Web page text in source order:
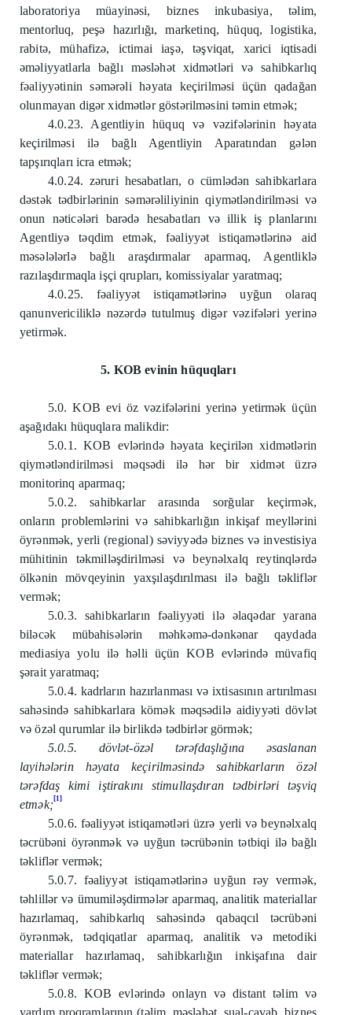
laboratoriya müayinəsi, biznes inkubasiya, təlim,
mentorluq, peşə hazırlığı, marketinq, hüquq, logistika,
rabitə, mühafizə, ictimai iaşə, təşviqat, xarici iqtisadi
əməliyyatlarla bağlı məsləhət xidmətləri və sahibkarlıq
fəaliyyətinin səmərəli həyata keçirilməsi üçün qadağan
olunmayan digər xidmətlər göstərilməsini təmin etmək;
4.0.23. Agentliyin hüquq və vəzifələrinin həyata
keçirilməsi ilə bağlı Agentliyin Aparatından gələn
tapşırıqları icra etmək;
4.0.24. zəruri hesabatları, o cümlədən sahibkarlara
dəstək tədbirlərinin səmərəliliyinin qiymətləndirilməsi və
onun nəticələri barədə hesabatları və illik iş planlarını
Agentliyə təqdim etmək, fəaliyyət istiqamətlərinə aid
məsələlərlə bağlı araşdırmalar aparmaq, Agentliklə
razılaşdırmaqla işçi qrupları, komissiyalar yaratmaq;
4.0.25. fəaliyyət istiqamətlərinə uyğun olaraq
qanunvericiliklə nəzərdə tutulmuş digər vəzifələri yerinə
yetirmək.
5. KOB evinin hüquqları
5.0. KOB evi öz vəzifələrini yerinə yetirmək üçün
aşağıdakı hüquqlara malikdir:
5.0.1. KOB evlərində həyata keçirilən xidmətlərin
qiymətləndirilməsi məqsədi ilə hər bir xidmət üzrə
monitorinq aparmaq;
5.0.2. sahibkarlar arasında sorğular keçirmək,
onların problemlərini və sahibkarlığın inkişaf meyllərini
öyrənmək, yerli (regional) səviyyədə biznes və investisiya
mühitinin təkmilləşdirilməsi və beynəlxalq reytinqlərdə
ölkənin mövqeyinin yaxşılaşdırılması ilə bağlı təkliflər
vermək;
5.0.3. sahibkarların fəaliyyəti ilə əlaqədar yarana
biləcək mübahisələrin məhkəmə-dənkənar qaydada
mediasiya yolu ilə həlli üçün KOB evlərində müvafiq
şərait yaratmaq;
5.0.4. kadrların hazırlanması və ixtisasının artırılması
sahəsində sahibkarlara kömək məqsədilə aidiyyəti dövlət
və özəl qurumlar ilə birlikdə tədbirlər görmək;
5.0.5. dövlət-özəl tərəfdaşlığına əsaslanan
layihələrin həyata keçirilməsində sahibkarların özəl
tərəfdaş kimi iştirakını stimullaşdıran tədbirləri təşviq
etmək;[1]
5.0.6. fəaliyyət istiqamətləri üzrə yerli və beynəlxalq
təcrübəni öyrənmək və uyğun təcrübənin tətbiqi ilə bağlı
təkliflər vermək;
5.0.7. fəaliyyət istiqamətlərinə uyğun rəy vermək,
təhlillər və ümumiləşdirmələr aparmaq, analitik materiallar
hazırlamaq, sahibkarlıq sahəsində qabaqcıl təcrübəni
öyrənmək, tədqiqatlar aparmaq, analitik və metodiki
materiallar hazırlamaq, sahibkarlığın inkişafına dair
təkliflər vermək;
5.0.8. KOB evlərində onlayn və distant təlim və
yardım proqramlarının (təlim, məsləhət, sual-cavab, biznes